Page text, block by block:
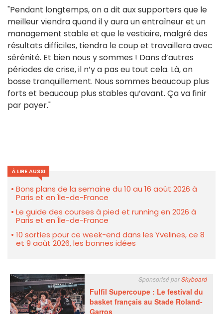
"Pendant longtemps, on a dit aux supporters que le
meilleur viendra quand il y aura un entraîneur et un
management stable et que le vestiaire, malgré des
résultats difficiles, tiendra le coup et travaillera avec
sérénité. Et bien nous y sommes ! Dans d’autres
périodes de crise, il n’y a pas eu tout cela. Là, on
bosse tranquillement. Nous sommes beaucoup plus
forts et beaucoup plus stables qu’avant. Ça va finir
par payer."
À LIRE AUSSI
Bons plans de la semaine du 10 au 16 août 2026 à
Paris et en Île-de-France
Le guide des courses à pied et running en 2026 à
Paris et en Île-de-France
10 sorties pour ce week-end dans les Yvelines, ce 8
et 9 août 2026, les bonnes idées